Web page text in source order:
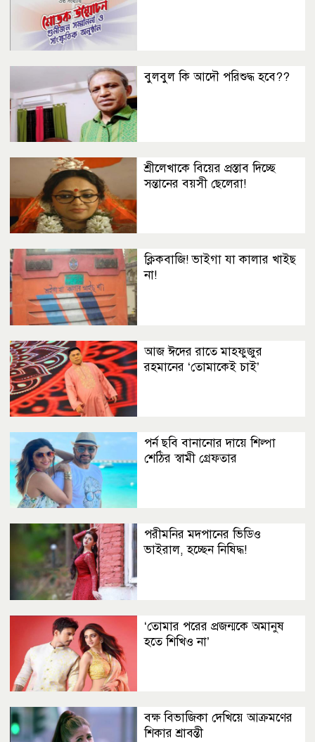
বুলবুল কি আদৌ পরিশুদ্ধ হবে??
শ্রীলেখাকে বিয়ের প্রস্তাব দিচ্ছে
সন্তানের বয়সী ছেলেরা!
ক্লিকবাজি! ভাইগা যা কালার খাইছ
না!
আজ ঈদের রাতে মাহফুজুর
রহমানের ‘তোমাকেই চাই’
পর্ন ছবি বানানোর দায়ে শিল্পা
শেঠির স্বামী গ্রেফতার
পরীমনির মদপানের ভিডিও
ভাইরাল, হচ্ছেন নিষিদ্ধ!
‘তোমার পরের প্রজন্মকে অমানুষ
হতে শিখিও না’
বক্ষ বিভাজিকা দেখিয়ে আক্রমণের
শিকার শ্রাবন্তী